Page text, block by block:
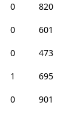
0
820
0
601
0
473
1
695
0
901